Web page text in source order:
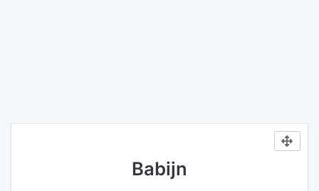
Babijn